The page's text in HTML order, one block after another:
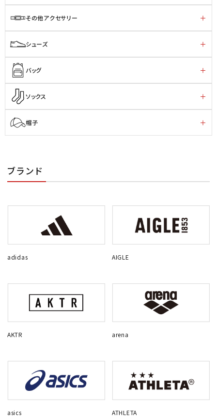
その他アクセサリー
シューズ
バッグ
ソックス
帽子
ブランド
adidas AIGLE
AKTR arena
asics ATHLETA